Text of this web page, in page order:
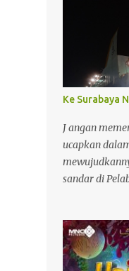
Ke Surabaya
J angan
ucapkan
sandar di
kapal
baru ini
baru saja